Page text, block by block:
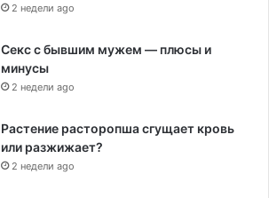
2 недели ago
Секс с бывшим мужем — плюсы и
минусы
2 недели ago
Растение расторопша сгущает кровь
или разжижает?
2 недели ago